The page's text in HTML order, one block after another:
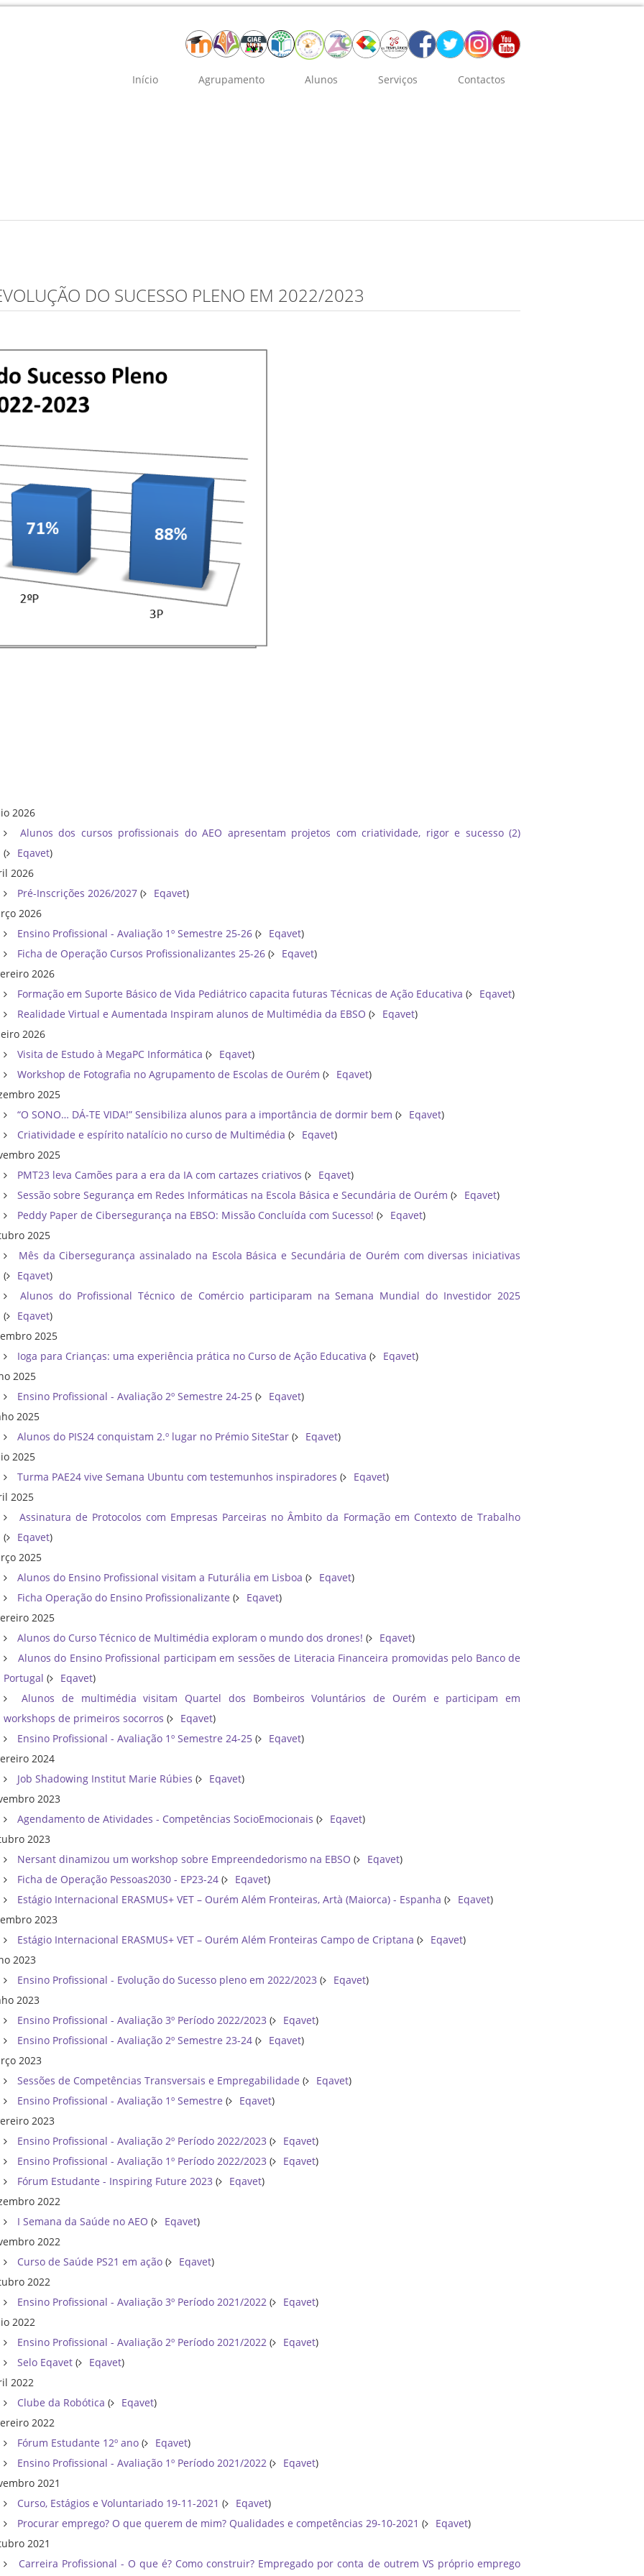
Início Agrupamento Alunos Serviços Contactos
DO SUCESSO PLENO EM 2022/2023
2026
Alunos dos cursos profissionais do AEO apresentam projetos com criatividade, rigor e sucesso (2)
(
Eqavet)
2026
Pré-Inscrições 2026/2027( Eqavet)
2026
Ensino Profissional - Avaliação 1º Semestre 25-26( Eqavet)
Ficha de Operação Cursos Profissionalizantes 25-26( Eqavet)
2026
Formação em Suporte Básico de Vida Pediátrico capacita futuras Técnicas de Ação Educativa( Eqavet)
Realidade Virtual e Aumentada Inspiram alunos de Multimédia da EBSO( Eqavet)
2026
Visita de Estudo à MegaPC Informática( Eqavet)
Workshop de Fotografia no Agrupamento de Escolas de Ourém( Eqavet)
2025
“O SONO… DÁ-TE VIDA!” Sensibiliza alunos para a importância de dormir bem( Eqavet)
Criatividade e espírito natalício no curso de Multimédia( Eqavet)
2025
PMT23 leva Camões para a era da IA com cartazes criativos( Eqavet)
Sessão sobre Segurança em Redes Informáticas na Escola Básica e Secundária de Ourém( Eqavet)
Peddy Paper de Cibersegurança na EBSO: Missão Concluída com Sucesso!( Eqavet)
2025
Mês da Cibersegurança assinalado na Escola Básica e Secundária de Ourém com diversas iniciativas
(
Eqavet)
Alunos do Profissional Técnico de Comércio participaram na Semana Mundial do Investidor 2025
(
Eqavet)
2025
Ioga para Crianças: uma experiência prática no Curso de Ação Educativa( Eqavet)
2025
Ensino Profissional - Avaliação 2º Semestre 24-25( Eqavet)
2025
Alunos do PIS24 conquistam 2.º lugar no Prémio SiteStar( Eqavet)
2025
Turma PAE24 vive Semana Ubuntu com testemunhos inspiradores( Eqavet)
2025
Assinatura de Protocolos com Empresas Parceiras no Âmbito da Formação em Contexto de Trabalho
(
Eqavet)
2025
Alunos do Ensino Profissional visitam a Futurália em Lisboa( Eqavet)
Ficha Operação do Ensino Profissionalizante( Eqavet)
2025
Alunos do Curso Técnico de Multimédia exploram o mundo dos drones!( Eqavet)
Alunos do Ensino Profissional participam em sessões de Literacia Financeira promovidas pelo Banco de
Portugal( Eqavet)
Alunos de multimédia visitam Quartel dos Bombeiros Voluntários de Ourém e participam em
workshops de primeiros socorros( Eqavet)
Ensino Profissional - Avaliação 1º Semestre 24-25( Eqavet)
2024
Job Shadowing Institut Marie Rúbies( Eqavet)
2023
Agendamento de Atividades - Competências SocioEmocionais( Eqavet)
2023
Nersant dinamizou um workshop sobre Empreendedorismo na EBSO( Eqavet)
Ficha de Operação Pessoas2030 - EP23-24( Eqavet)
Estágio Internacional ERASMUS+ VET – Ourém Além Fronteiras, Artà (Maiorca) - Espanha( Eqavet)
2023
Estágio Internacional ERASMUS+ VET – Ourém Além Fronteiras Campo de Criptana( Eqavet)
2023
Ensino Profissional - Evolução do Sucesso pleno em 2022/2023( Eqavet)
2023
Ensino Profissional - Avaliação 3º Período 2022/2023( Eqavet)
Ensino Profissional - Avaliação 2º Semestre 23-24( Eqavet)
2023
Sessões de Competências Transversais e Empregabilidade( Eqavet)
Ensino Profissional - Avaliação 1º Semestre( Eqavet)
2023
Ensino Profissional - Avaliação 2º Período 2022/2023( Eqavet)
Ensino Profissional - Avaliação 1º Período 2022/2023( Eqavet)
Fórum Estudante - Inspiring Future 2023( Eqavet)
2022
I Semana da Saúde no AEO( Eqavet)
2022
Curso de Saúde PS21 em ação( Eqavet)
2022
Ensino Profissional - Avaliação 3º Período 2021/2022( Eqavet)
2022
Ensino Profissional - Avaliação 2º Período 2021/2022( Eqavet)
Selo Eqavet( Eqavet)
2022
Clube da Robótica( Eqavet)
2022
Fórum Estudante 12º ano( Eqavet)
Ensino Profissional - Avaliação 1º Período 2021/2022( Eqavet)
2021
Curso, Estágios e Voluntariado 19-11-2021( Eqavet)
Procurar emprego? O que querem de mim? Qualidades e competências 29-10-2021( Eqavet)
2021
Carreira Profissional - O que é? Como construir? Empregado por conta de outrem VS próprio emprego